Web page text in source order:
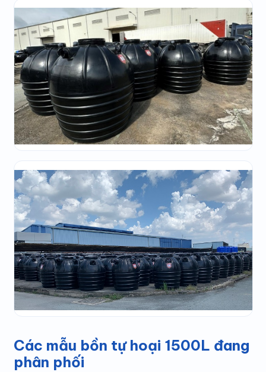
Các mẫu bồn tự hoại 1500L đang
phân phối